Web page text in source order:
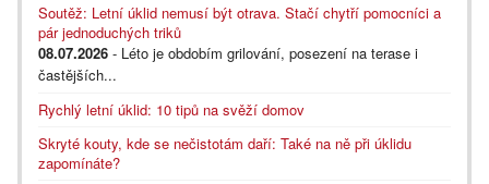
Soutěž: Letní úklid nemusí být otrava. Stačí chytří pomocníci a
pár jednoduchých triků
08.07.2026 - Léto je obdobím grilování, posezení na terase i
častějších...
Rychlý letní úklid: 10 tipů na svěží domov
Skryté kouty, kde se nečistotám daří: Také na ně při úklidu
zapomínáte?